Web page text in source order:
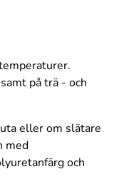
på trä - och
eller om slätare
med
och